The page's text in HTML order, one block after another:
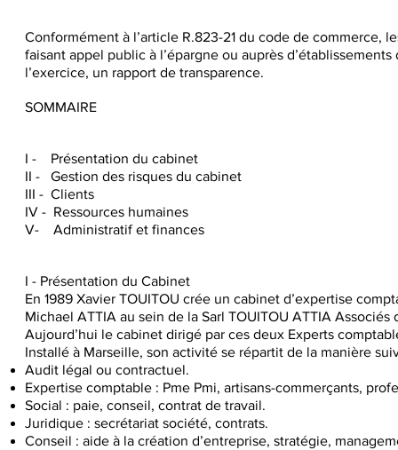
Conformément à l’article R.823-21 du code de commerce,
faisant appel public à l’épargne ou auprès
l’exercice, un rapport de transparence.
SOMMAIRE
I - Présentation du cabinet
II - Gestion des risques du cabinet
III - Clients
IV - Ressources humaines
V- Administratif et finances
I - Présentation du Cabinet
En 1989 Xavier TOUITOU crée un cabinet d’expertise
Michael ATTIA au sein de la Sarl TOUITOU ATTIA Associés
Aujourd’hui le cabinet dirigé par ces deux Experts
Installé à Marseille, son activité se répartit de la manière
Audit légal ou contractuel.
Expertise comptable : Pme Pmi, artisans-commerçants,
Social : paie, conseil, contrat de travail.
Juridique : secrétariat société, contrats.
Conseil : aide à la création d’entreprise, stratégie,